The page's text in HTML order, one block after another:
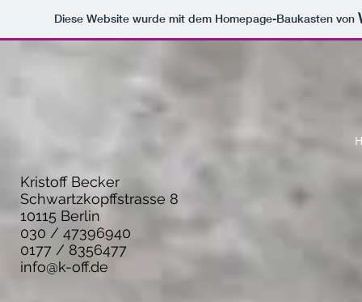
Diese Website wurde mit dem Homepage-Baukasten von
Kristoff Becker
Schwartzkopffstrasse 8
10115 Berlin
030 / 47396940
0177 / 8356477
info@k-off.de